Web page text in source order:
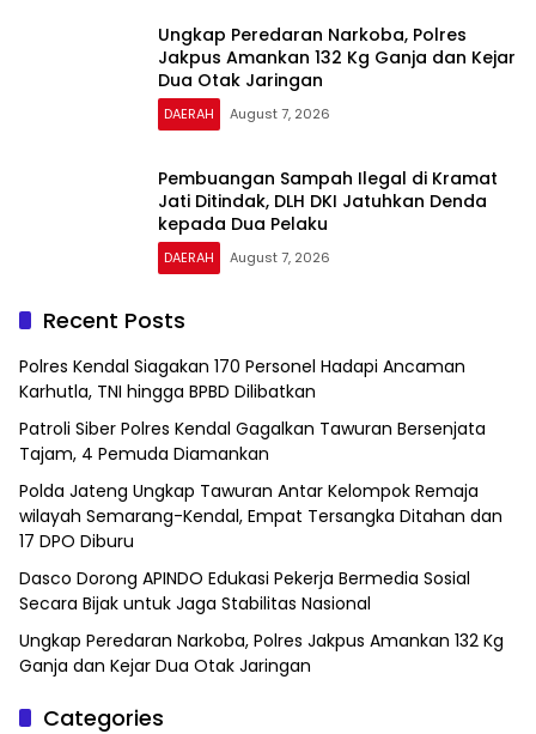
Ungkap Peredaran Narkoba, Polres
Jakpus Amankan 132 Kg Ganja dan Kejar
Dua Otak Jaringan
DAERAH August 7, 2026
Pembuangan Sampah Ilegal di Kramat
Jati Ditindak, DLH DKI Jatuhkan Denda
kepada Dua Pelaku
DAERAH August 7, 2026
Recent Posts
Polres Kendal Siagakan 170 Personel Hadapi Ancaman
Karhutla, TNI hingga BPBD Dilibatkan
Patroli Siber Polres Kendal Gagalkan Tawuran Bersenjata
Tajam, 4 Pemuda Diamankan
Polda Jateng Ungkap Tawuran Antar Kelompok Remaja
wilayah Semarang-Kendal, Empat Tersangka Ditahan dan
17 DPO Diburu
Dasco Dorong APINDO Edukasi Pekerja Bermedia Sosial
Secara Bijak untuk Jaga Stabilitas Nasional
Ungkap Peredaran Narkoba, Polres Jakpus Amankan 132 Kg
Ganja dan Kejar Dua Otak Jaringan
Categories